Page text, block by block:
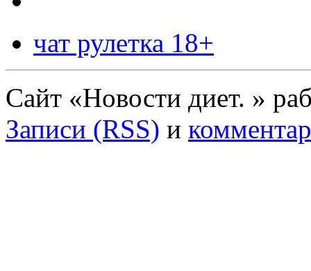
чат рулетка 18+
Сайт «Новости диет. »
Записи (RSS) и